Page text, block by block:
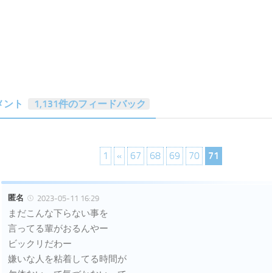
ント 1,131件のフィードバック
1 « 67 68 69 70 71
匿名 2023-05-11 16:29
まだこんな下らない事を
言ってる輩がおるんやー
ビックリだわー
嫌いな人を粘着してる時間が